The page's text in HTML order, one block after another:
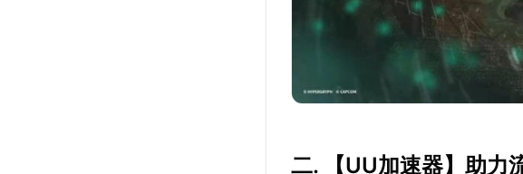
二. 【UU加速器】助力